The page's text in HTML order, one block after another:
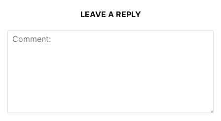
LEAVE A REPLY